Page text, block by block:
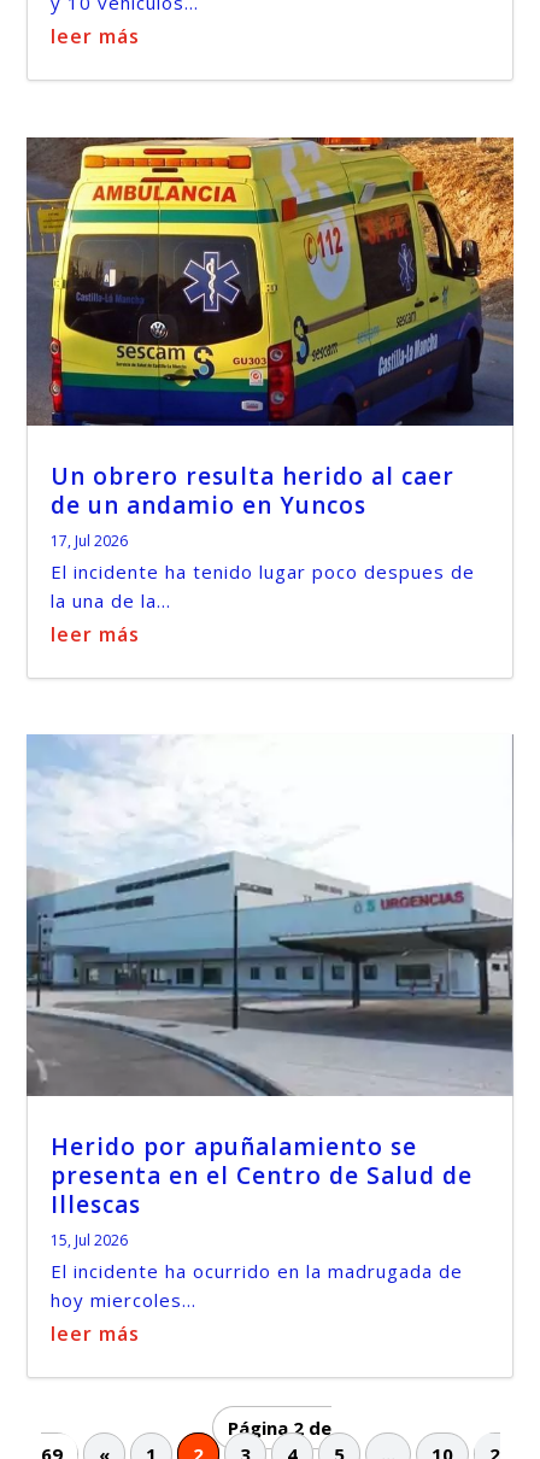
leer más
Un obrero resulta herido al caer
de un andamio en Yuncos
17, Jul 2026
El incidente ha tenido lugar poco despues de
la una de la...
leer más
Herido por apuñalamiento se
presenta en el Centro de Salud de
Illescas
15, Jul 2026
El incidente ha ocurrido en la madrugada de
hoy miercoles...
leer más
Página 2 de
69
« 1 2 3 4 5 10 2